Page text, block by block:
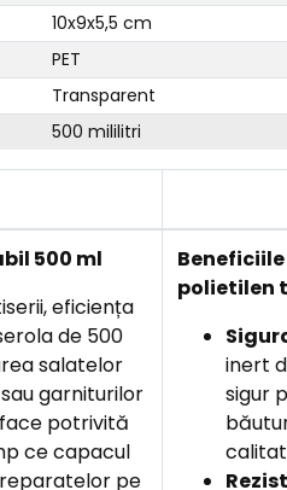
10x9x5,5 cm
PET
Transparent
500 mililitri
500 ml
eficiența
de 500
salatelor
garniturilor
potrivită
ce capacul
pe
polietilen
inert
sigur